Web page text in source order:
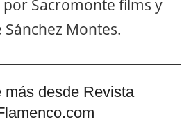
Sacromonte films y
Montes.
más desde Revista